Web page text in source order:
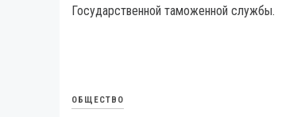
Государственной таможенной службы.
ОБЩЕСТВО